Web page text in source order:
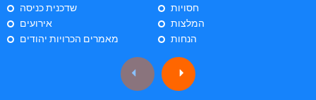
שדכנית כניסה
אירועים
מאמרים הכרויות יהודים
חסויות
המלצות
הנחות